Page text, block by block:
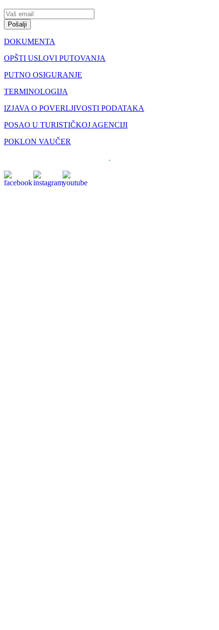
Pošalji
DOKUMENTA
OPŠTI USLOVI PUTOVANJA
PUTNO OSIGURANJE
TERMINOLOGIJA
IZJAVA O POVERLJIVOSTI PODATAKA
POSAO U TURISTIČKOJ AGENCIJI
POKLON VAUČER
.